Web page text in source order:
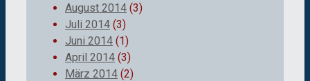
August 2014 (3)
Juli 2014 (3)
Juni 2014 (1)
April 2014 (3)
März 2014 (2)